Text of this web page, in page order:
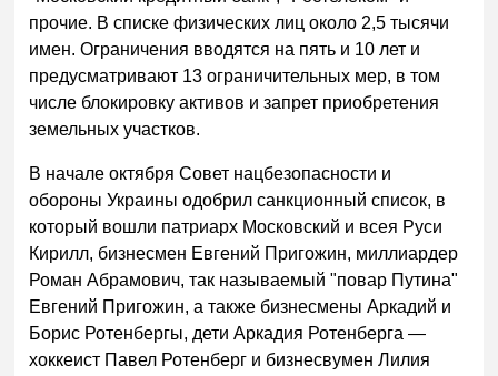
прочие. В списке физических лиц около 2,5 тысячи
имен. Ограничения вводятся на пять и 10 лет и
предусматривают 13 ограничительных мер, в том
числе блокировку активов и запрет приобретения
земельных участков.
В начале октября Совет нацбезопасности и
обороны Украины одобрил санкционный список, в
который вошли патриарх Московский и всея Руси
Кирилл, бизнесмен Евгений Пригожин, миллиардер
Роман Абрамович, так называемый "повар Путина"
Евгений Пригожин, а также бизнесмены Аркадий и
Борис Ротенбергы, дети Аркадия Ротенберга —
хоккеист Павел Ротенберг и бизнесвумен Лилия